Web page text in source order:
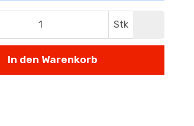
Stk
In den Warenkorb